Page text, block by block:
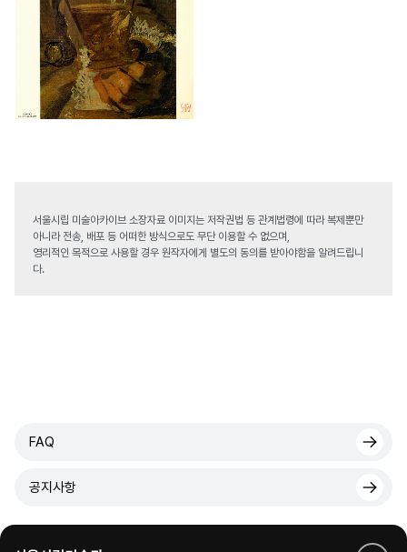
서울시립 미술아카이브 소장자료 이미지는 저작권법 등 관계법령에 따라 복제뿐만
아니라 전송, 배포 등 어떠한 방식으로도 무단 이용할 수 없으며,
영리적인 목적으로 사용할 경우 원작자에게 별도의 동의를 받아야함을 알려드립니
다.
FAQ
공지사항